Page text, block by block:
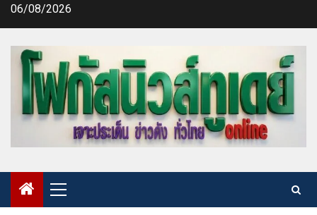
Skip06/08/2026
Primary
Menu